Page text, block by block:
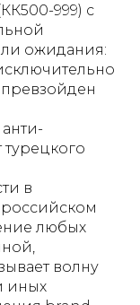
999) с
ожидания:
превзойден
турецкого
в
российском
любых
волну
иных